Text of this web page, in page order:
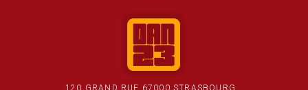
120 GRAND RUE 67000 STRASBOURG